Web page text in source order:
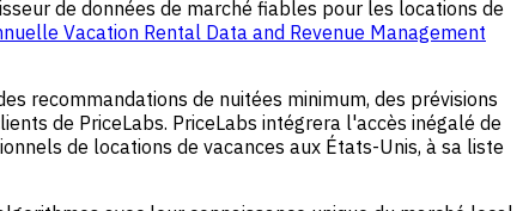
de données de marché fiables pour les locations de
Vacation Rental Data and Revenue Management
recommandations de nuitées minimum, des prévisions
de PriceLabs. PriceLabs intégrera l'accès inégalé de
de locations de vacances aux États-Unis, à sa liste